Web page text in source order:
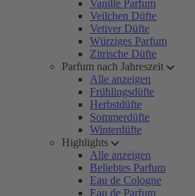
Vanille Parfum
Veilchen Düfte
Vetiver Düfte
Würziges Parfum
Zitrische Düfte
Parfum nach Jahreszeit
Alle anzeigen
Frühlingsdüfte
Herbstdüfte
Sommerdüfte
Winterdüfte
Highlights
Alle anzeigen
Beliebtes Parfum
Eau de Cologne
Eau de Parfum